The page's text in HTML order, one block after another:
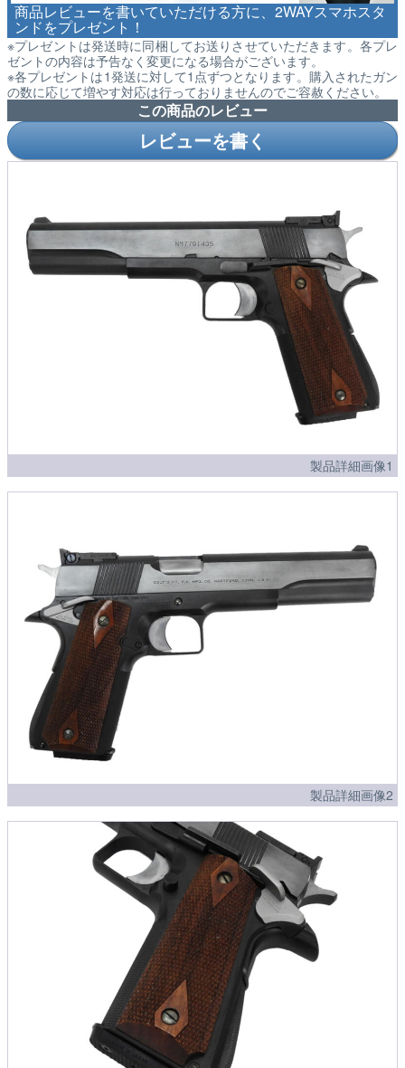
商品レビューを書いていただける方に、2WAYスマホスタ
ンドをプレゼント！
※プレゼントは発送時に同梱してお送りさせていただきます。各プレ
ゼントの内容は予告なく変更になる場合がございます。
※各プレゼントは1発送に対して1点ずつとなります。購入されたガン
の数に応じて増やす対応は行っておりませんのでご容赦ください。
この商品のレビュー
レビューを書く
製品詳細画像1
製品詳細画像2